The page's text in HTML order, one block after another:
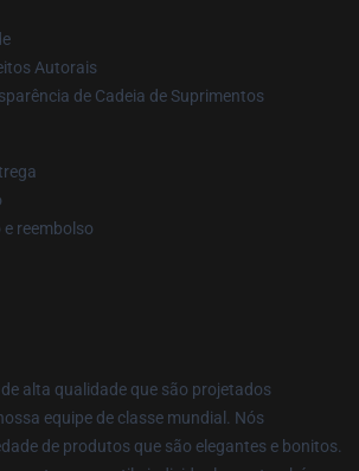
Autorais
de Cadeia de Suprimentos
reembolso
alta qualidade que são projetados
equipe de classe mundial. Nós
de produtos que são elegantes e bonitos.